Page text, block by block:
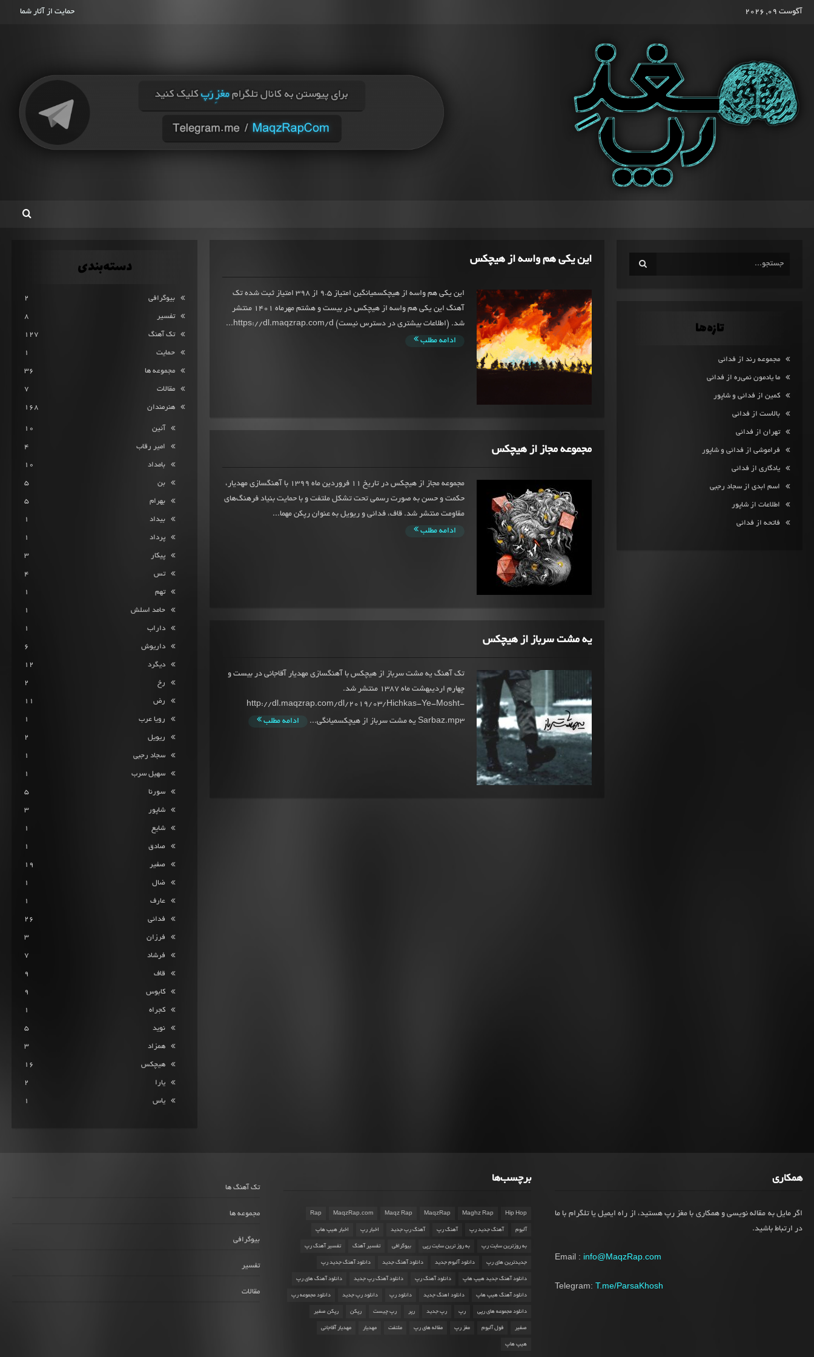
آگوست 09, 2026 حمایت از آثار شما
این یکی هم واسه از هیچکس
این یکی هم واسه از هیچکسمیانگین امتیاز 9.5 از 398 امتیاز ثبت شده تک
آهنگ این یکی هم واسه از هیچکس در بیست و هشتم مهرماه 1401 منتشر
شد. (اطلاعات بیشتری در دسترس نیست) https://dl.maqzrap.com/d...
ادامه مطلب
مجموعه مجاز از هیچکس
مجموعه مجاز از هیچکس در تاریخ 11 فروردین ماه 1399 با آهنگسازی مهدیار،
حکمت و حسن به صورت رسمی تحت تشکل ملتفت و با حمایت بنیاد فرهنگ‌های
مقاومت منتشر شد. قاف، فدائی و ریویل به عنوان رپکن مهما...
ادامه مطلب
یه مشت سرباز از هیچکس
تک آهنگ یه مشت سرباز از هیچکس با آهنگسازی مهدیار آقاجانی در بیست و
چهارم اردیبهشت ماه 1387 منتشر شد.
http://dl.maqzrap.com/dl/2019/03/Hichkas-Ye-Mosht-
Sarbaz.mp3 یه مشت سرباز از هیچکسمیانگی... ادامه مطلب
دسته‌بندی
بیوگرافی 2
تفسیر 8
تک آهنگ 127
حمایت 1
مجموعه ها 36
مقالات 7
هنرمندان 168
آئین 10
امیر رقاب 4
بامداد 10
بن 5
بهرام 5
بیداد 1
پرداد 1
پیکار 3
تس 4
تهم 1
حامد اسلش 1
داراب 1
داریوش 6
دیگرد 12
رخ 2
رض 11
رویا عرب 1
ریویل 2
سجاد رجبی 1
سهیل سرب 1
سورنا 5
شاپور 3
شایع 1
صادق 1
صفیر 19
ضال 1
عارف 1
فدائی 26
فرزان 3
فرشاد 7
قاف 9
کابوس 9
کجراه 1
نوید 5
همزاد 3
هیچکس 16
یارا 2
یاس 1
تازه‌ها
مجموعه رند از فدائی
ما یادمون نمی‌ره از فدائی
کمین از فدائی و شاپور
بالاست از فدائی
تهران از فدائی
فراموشی از فدائی و شاپور
یادگاری از فدائی
اسم ابدی از سجاد رجبی
اطلاعات از شاپور
فاتحه از فدائی
همکاری
اگر مایل به مقاله نویسی و همکاری با مغز رپ هستید، از راه ایمیل یا تلگرام با ما
در ارتباط باشید.
Email : info@MaqzRap.com
Telegram:T.me/ParsaKhosh
برچسب‌ها
Hip Hop
Maghz Rap
MaqzRap
Maqz Rap
MaqzRap.com
Rap
آلبوم آهنگ جدید رپ آهنگ رپ آهنگ رپ جدید اخبار رپ اخبار هیپ هاپ
به روزترین سایت رپ به روز ترین سایت رپی بیوگرافی تفسیر آهنگ تفسیر آهنگ رپ
جدیدترین های رپ دانلود آلبوم جدید دانلود آهنگ جدید دانلود آهنگ جدید رپ
دانلود آهنگ جدید هیپ هاپ دانلود آهنگ رپ دانلود آهنگ رپ جدید دانلود آهنگ های رپ
دانلود آهنگ هیپ هاپ دانلود اهنگ جدید دانلود رپ دانلود رپ جدید دانلود مجموعه رپ
دانلود مجموعه های رپی رپ رپ جدید رپر رپ چیست رپکن رپکن صفیر
صفیر فول آلبوم مغز رپ مقاله های رپ ملتفت مهدیار مهدیار آقاجانی
هیپ هاپ
تک آهنگ ها
مجموعه ها
بیوگرافی
تفسیر
مقالات